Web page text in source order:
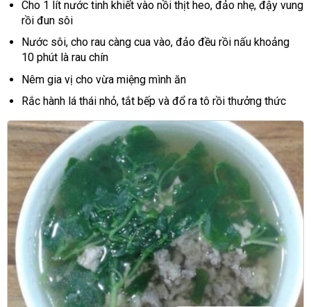
Cho 1 lít nước tinh khiết vào nồi thịt heo, đảo nhẹ, đậy vung
rồi đun sôi
Nước sôi, cho rau càng cua vào, đảo đều rồi nấu khoảng
10 phút là rau chín
Nêm gia vị cho vừa miệng mình ăn
Rắc hành lá thái nhỏ, tắt bếp và đổ ra tô rồi thưởng thức